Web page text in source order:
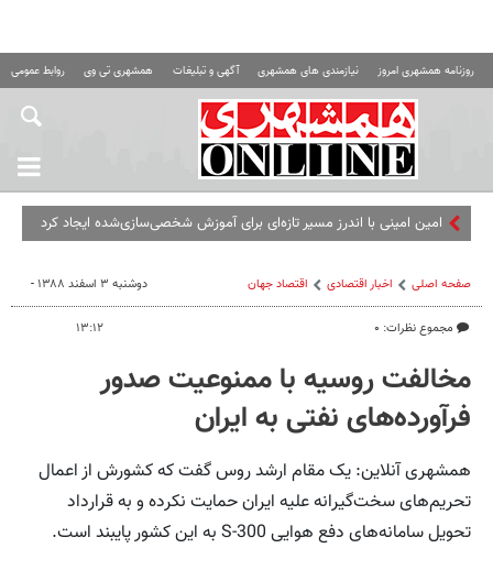
روزنامه همشهری امروز نیازمندی های همشهری آگهی و تبلیغات همشهری تی وی روابط عمومی
امین امینی با اندرز مسیر تازه‌ای برای آموزش شخصی‌سازی‌شده ایجاد کرد
صفحه اصلی اخبار اقتصادی اقتصاد‌ جهان
مجموع نظرات: ۰
دوشنبه ۳ اسفند ۱۳۸۸ -
۱۳:۱۲
مخالفت روسیه با ممنوعیت صدور
فرآورده‌های نفتی به ایران
همشهری آنلاین: یک مقام‌ ارشد روس گفت که کشورش از اعمال
تحریم‌های سخت‌گیرانه علیه ایران حمایت نکرده و به قرارداد
تحویل سامانه‌های دفع هوایی S-300 به این کشور پایبند است.